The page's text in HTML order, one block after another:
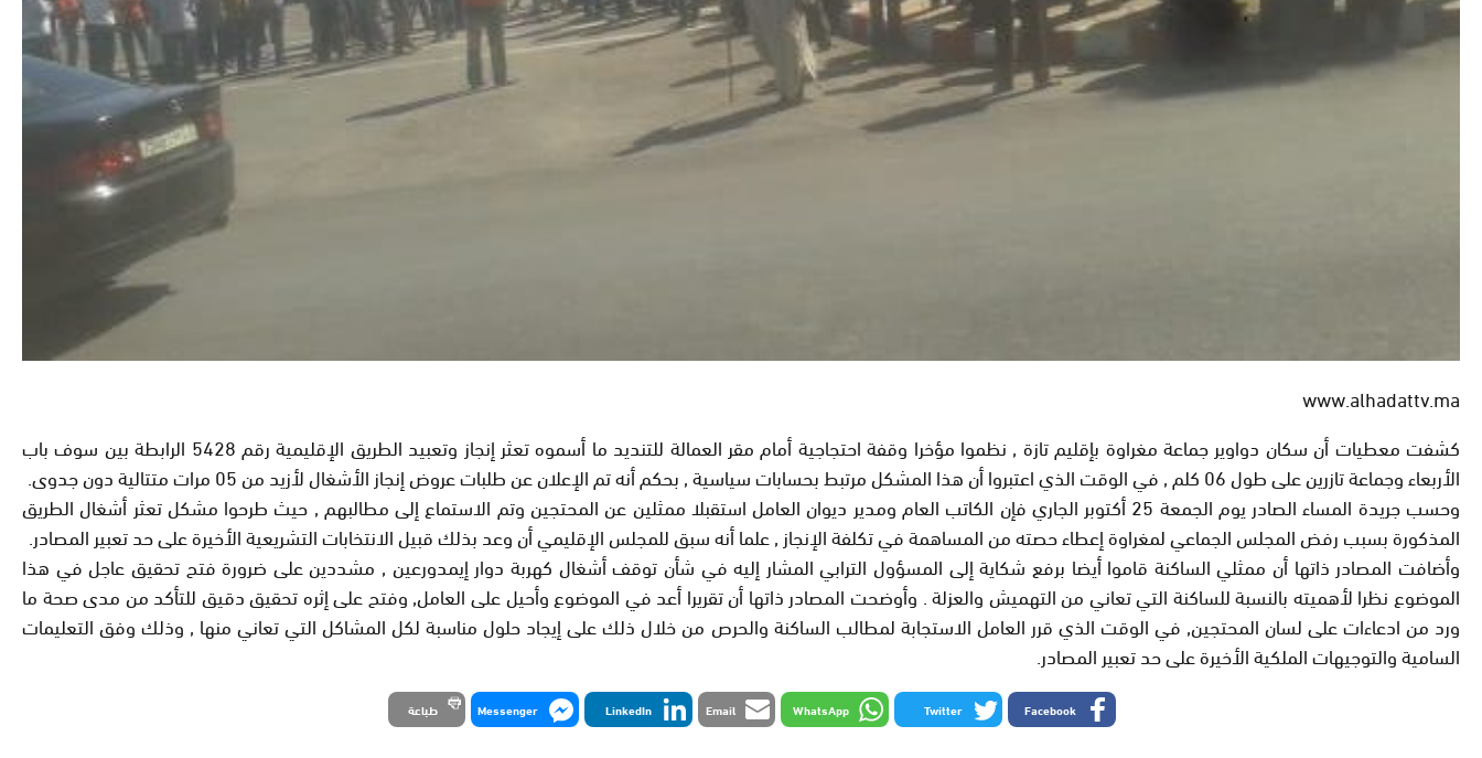
www.alhadattv.ma
كشفت معطيات أن سكان دواوير جماعة مغراوة بإقليم تازة , نظموا مؤخرا وقفة احتجاجية أمام مقر العمالة للتنديد ما أسموه تعثر إنجاز وتعبيد الطريق الإقليمية رقم 5428 الرابطة بين سوف باب
الأربعاء وجماعة تازرين على طول 06 كلم , في الوقت الذي اعتبروا أن هذا المشكل مرتبط بحسابات سياسية , بحكم أنه تم الإعلان عن طلبات عروض إنجاز الأشغال لأزيد من 05 مرات متتالية دون جدوى.
وحسب جريدة المساء الصادر يوم الجمعة 25 أكتوبر الجاري فإن الكاتب العام ومدير ديوان العامل استقبلا ممثلين عن المحتجين وتم الاستماع إلى مطالبهم , حيث طرحوا مشكل تعثر أشغال الطريق
المذكورة بسبب رفض المجلس الجماعي لمغراوة إعطاء حصته من المساهمة في تكلفة الإنجاز , علما أنه سبق للمجلس الإقليمي أن وعد بذلك قبيل الانتخابات التشريعية الأخيرة على حد تعبير المصادر.
وأضافت المصادر ذاتها أن ممثلي الساكنة قاموا أيضا برفع شكاية إلى المسؤول الترابي المشار إليه في شأن توقف أشغال كهربة دوار إيمدورعين , مشددين على ضرورة فتح تحقيق عاجل في هذا
الموضوع نظرا لأهميته بالنسبة للساكنة التي تعاني من التهميش والعزلة . وأوضحت المصادر ذاتها أن تقريرا أعد في الموضوع وأحيل على العامل, وفتح على إثره تحقيق دقيق للتأكد من مدى صحة ما
ورد من ادعاءات على لسان المحتجين, في الوقت الذي قرر العامل الاستجابة لمطالب الساكنة والحرص من خلال ذلك على إيجاد حلول مناسبة لكل المشاكل التي تعاني منها , وذلك وفق التعليمات
السامية والتوجيهات الملكية الأخيرة على حد تعبير المصادر.
Facebook
Twitter
WhatsApp
Email
LinkedIn
Messenger طباعة